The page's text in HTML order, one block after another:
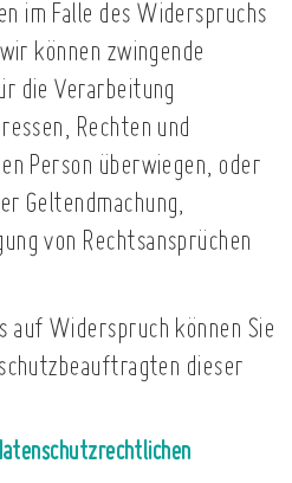
im Falle des Widerspruchs
können zwingende
die Verarbeitung
Rechten und
Person überwiegen, oder
Geltendmachung,
von Rechtsansprüchen
auf Widerspruch können Sie
dieser